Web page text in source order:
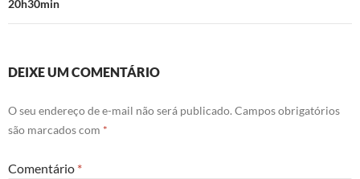
20h30min
DEIXE UM COMENTÁRIO
O seu endereço de e-mail não será publicado. Campos obrigatórios
são marcados com *
Comentário *